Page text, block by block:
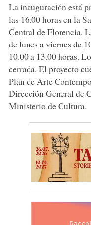
La inauguración está
las 16.00 horas en la
Central de Florencia.
de lunes a viernes de
10.00 a 13.00 horas.
cerrada. El proyecto
Plan de Arte
Dirección General de
Ministerio de Cultura.